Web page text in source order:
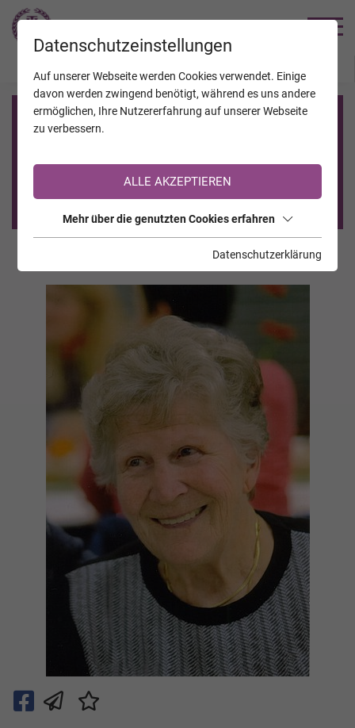
Registrierung auf TrauerHilfe.it
Sie sind noch nicht auf TrauerHilfe.it registriert?
>> zur kostenlosen Registrierung <<
Datenschutzeinstellungen
Auf unserer Webseite werden Cookies verwendet. Einige
davon werden zwingend benötigt, während es uns andere
ermöglichen, Ihre Nutzererfahrung auf unserer Webseite
zu verbessern.
ALLE AKZEPTIEREN
Mehr über die genutzten Cookies erfahren
Datenschutzerklärung
JAHRESTAGE KALENDER VERSTORBENE